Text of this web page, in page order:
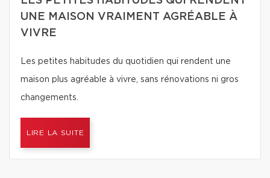
UNE MAISON VRAIMENT AGRÉABLE À
VIVRE
Les petites habitudes du quotidien qui rendent une
maison plus agréable à vivre, sans rénovations ni gros
changements.
LIRE LA SUITE